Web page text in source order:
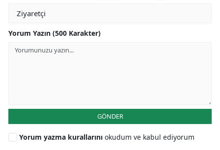
Yorum Yazın (500 Karakter)
GÖNDER
Yorum yazma kurallarını okudum ve kabul ediyorum